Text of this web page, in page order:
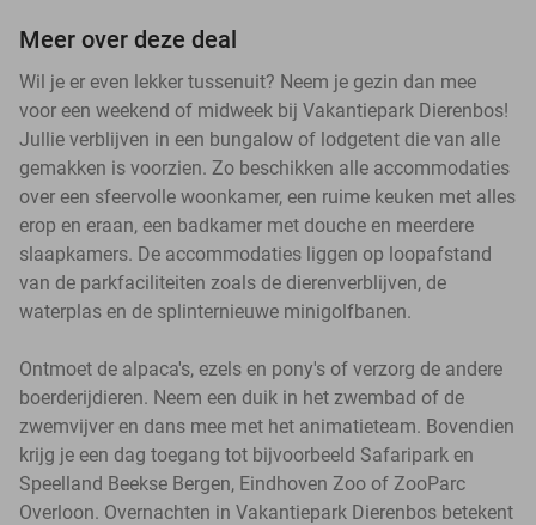
Meer over deze deal
Wil je er even lekker tussenuit? Neem je gezin dan mee
voor een weekend of midweek bij Vakantiepark Dierenbos!
Jullie verblijven in een bungalow of lodgetent die van alle
gemakken is voorzien. Zo beschikken alle accommodaties
over een sfeervolle woonkamer, een ruime keuken met alles
erop en eraan, een badkamer met douche en meerdere
slaapkamers. De accommodaties liggen op loopafstand
van de parkfaciliteiten zoals de dierenverblijven, de
waterplas en de splinternieuwe minigolfbanen.
Ontmoet de alpaca's, ezels en pony's of verzorg de andere
boerderijdieren. Neem een duik in het zwembad of de
zwemvijver en dans mee met het animatieteam. Bovendien
krijg je een dag toegang tot bijvoorbeeld Safaripark en
Speelland Beekse Bergen, Eindhoven Zoo of ZooParc
Overloon. Overnachten in Vakantiepark Dierenbos betekent